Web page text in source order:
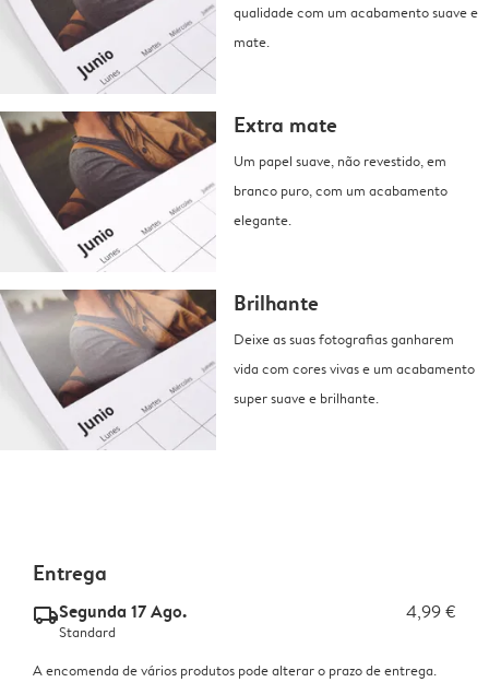
qualidade com um acabamento suave e
mate.
Extra mate
Um papel suave, não revestido, em
branco puro, com um acabamento
elegante.
Brilhante
Deixe as suas fotografias ganharem
vida com cores vivas e um acabamento
super suave e brilhante.
Entrega
delivery_standard_v2Segunda 17 Ago. 4,99 €
Standard
A encomenda de vários produtos pode alterar o prazo de entrega.